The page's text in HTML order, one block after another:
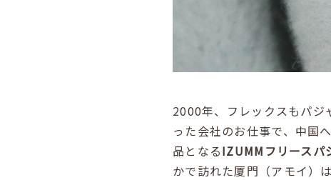
2000年、フレックスもパジ
った会社のお仕事で、中国
品となるIZUMMフリースパ
かで訪れた厦門（アモイ）